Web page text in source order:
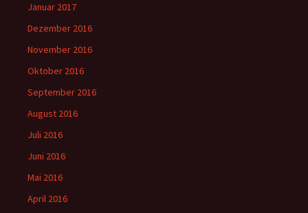
Januar 2017
Dezember 2016
November 2016
Oktober 2016
September 2016
August 2016
Juli 2016
Juni 2016
Mai 2016
April 2016